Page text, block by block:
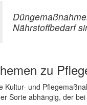
Nährstoffbedarf
zu
Kultur- und
Sorte abhängig, der